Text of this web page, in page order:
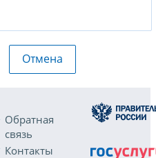
Отмена
Обратная
связь
Контакты